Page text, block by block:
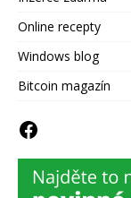
Online recepty
Windows blog
Bitcoin magazín